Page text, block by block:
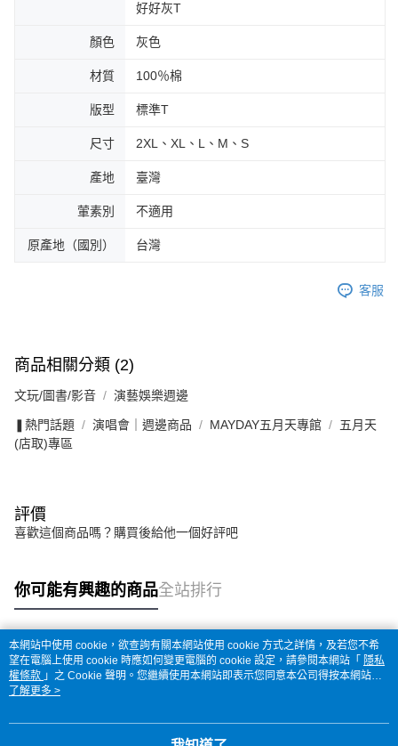
好好灰T
顏色 灰色
材質 100％棉
版型 標準T
尺寸 2XL、XL、L、M、S
產地 臺灣
葷素別 不適用
原產地（國別） 台灣
客服
商品相關分類 (2)
文玩/圖書/影音 演藝娛樂週邊
❚熱門話題 演唱會｜週邊商品 MAYDAY五月天專館
五月天
(店取)專區
評價
喜歡這個商品嗎？購買後給他一個好評吧
你可能有興趣的商品全站排行
熱門標籤
本網站中使用 cookie，欲查詢有關本網站使用 cookie 方式之詳情，及若您不希
望在電腦上使用 cookie 時應如何變更電腦的 cookie 設定，請參閱本網站「 隱私
權條款 」之 Cookie 聲明。您繼續使用本網站即表示您同意本公司得按本網站使
用條款之 Cookie 聲明使用 cookie。
了解更多 >